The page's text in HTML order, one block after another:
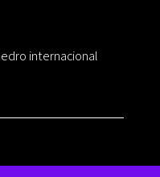
internacional